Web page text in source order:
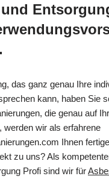
das ganz genau Ihre
kann, haben Sie
die genau auf
werden wir als erfahrene
Ihnen
zu uns? Als
Profi sind wir für